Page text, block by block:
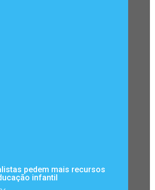
pedem mais recursos
infantil